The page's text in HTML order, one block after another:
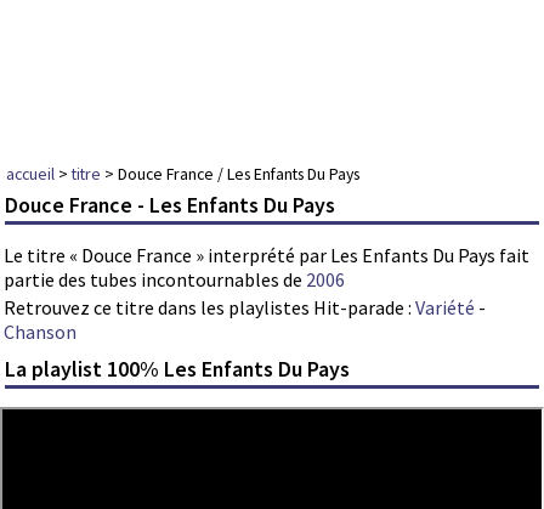
accueil >titre > Douce France / Les Enfants Du Pays
Douce France - Les Enfants Du Pays
Le titre « Douce France » interprété par Les Enfants Du Pays fait
partie des tubes incontournables de 2006
Retrouvez ce titre dans les playlistes Hit-parade : Variété -
Chanson
La playlist 100% Les Enfants Du Pays